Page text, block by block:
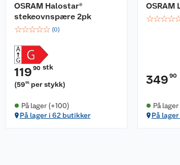
OSRAM Halostar®
stekeovnspære 2pk
☆☆☆☆☆ (0)
119 90 stk
(5995 per stykk)
På lager (+100)
På lager i 62 butikker
OSRAM
☆☆☆☆
349 90
På
På